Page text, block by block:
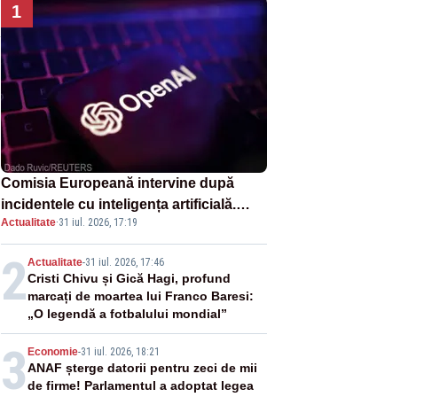
1
Comisia Europeană intervine după
incidentele cu inteligența artificială.
OpenAI și Anthropic, vizate
Actualitate·31 iul. 2026, 17:19
2Actualitate-31 iul. 2026, 17:46
Cristi Chivu și Gică Hagi, profund
marcați de moartea lui Franco Baresi:
„O legendă a fotbalului mondial”
3 Economie-31 iul. 2026, 18:21
ANAF șterge datorii pentru zeci de mii
de firme! Parlamentul a adoptat legea